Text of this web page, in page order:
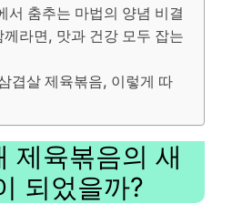
서 춤추는 마법의 양념 비결
라면, 맛과 건강 모두 잡는
겹살 제육볶음, 이렇게 따
제육볶음의 새
되었을까?